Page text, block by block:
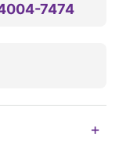
7474
+